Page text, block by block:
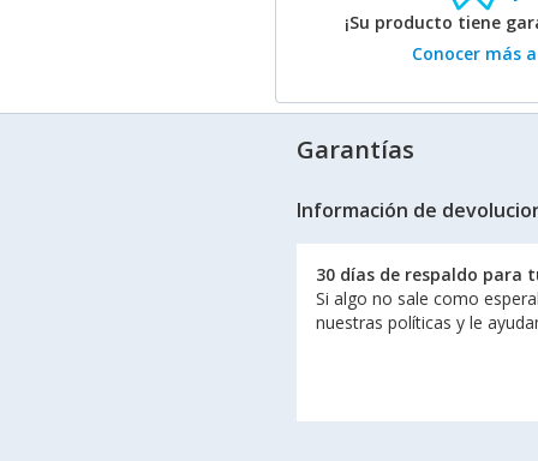
¡Su producto tiene
Conocer más
Garantías
Información de
30 días de respaldo para
Si algo no sale como
nuestras políticas y le